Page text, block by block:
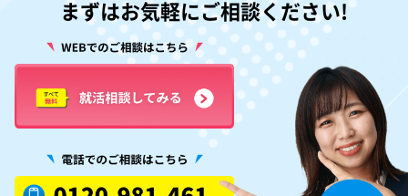
まずはお気軽にご相談ください!